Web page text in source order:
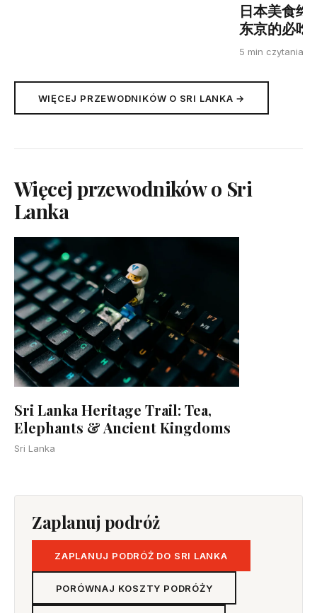
日本美食终
东京的必吃
5 min czytania
WIĘCEJ PRZEWODNIKÓW O SRI LANKA →
Więcej przewodników o Sri
Lanka
Sri Lanka Heritage Trail: Tea,
Elephants & Ancient Kingdoms
Sri Lanka
Zaplanuj podróż
ZAPLANUJ PODRÓŻ DO SRI LANKA
PORÓWNAJ KOSZTY PODRÓŻY